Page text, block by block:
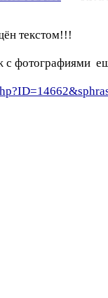
текстом!!!
с фотографиями